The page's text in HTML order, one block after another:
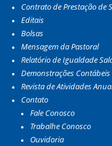
Contrato de Prestação de
Editais
Bolsas
Mensagem da Pastoral
Relatório de Igualdade
Demonstrações Contábeis
Revista de Atividades
Contato
Fale Conosco
Trabalhe Conosco
Ouvidoria